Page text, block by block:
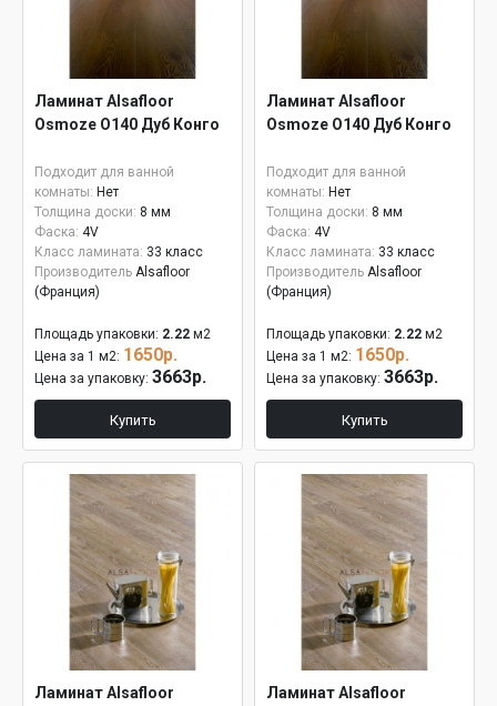
Ламинат Alsafloor
Osmoze O140 Дуб Конго
Подходит для ванной
комнаты: Нет
Толщина доски: 8 мм
Фаска: 4V
Класс ламината: 33 класс
Производитель Alsafloor
(Франция)
Площадь упаковки: 2.22 м2
Цена за 1 м2: 1650р.
Цена за упаковку: 3663р.
Купить
Ламинат Alsafloor
Osmoze O140 Дуб Конго
Подходит для ванной
комнаты: Нет
Толщина доски: 8 мм
Фаска: 4V
Класс ламината: 33 класс
Производитель Alsafloor
(Франция)
Площадь упаковки: 2.22 м2
Цена за 1 м2: 1650р.
Цена за упаковку: 3663р.
Купить
Ламинат Alsafloor
Ламинат Alsafloor